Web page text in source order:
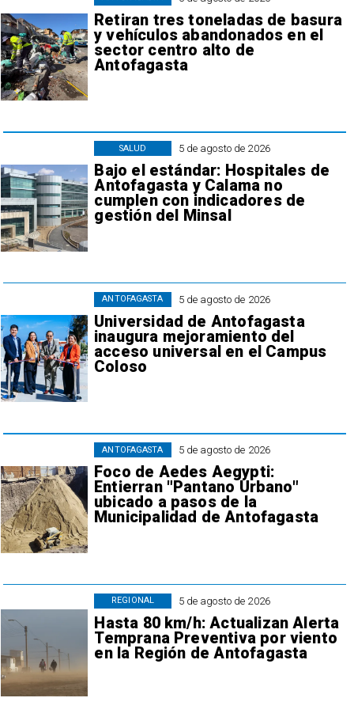
Retiran tres toneladas de basura
y vehículos abandonados en el
sector centro alto de
Antofagasta
5 de agosto de 2026
Bajo el estándar: Hospitales de
Antofagasta y Calama no
cumplen con indicadores de
gestión del Minsal
SALUD
5 de agosto de 2026
Universidad de Antofagasta
inaugura mejoramiento del
acceso universal en el Campus
Coloso
ANTOFAGASTA
5 de agosto de 2026
Foco de Aedes Aegypti:
Entierran "Pantano Urbano"
ubicado a pasos de la
Municipalidad de Antofagasta
ANTOFAGASTA
5 de agosto de 2026
Hasta 80 km/h: Actualizan Alerta
Temprana Preventiva por viento
en la Región de Antofagasta
REGIONAL